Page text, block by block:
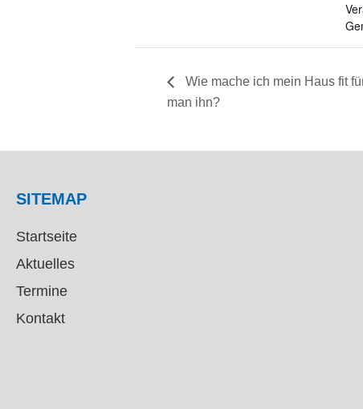
Wie mache ich mein Haus fit
man ihn?
SITEMAP
Startseite
Aktuelles
Termine
Kontakt